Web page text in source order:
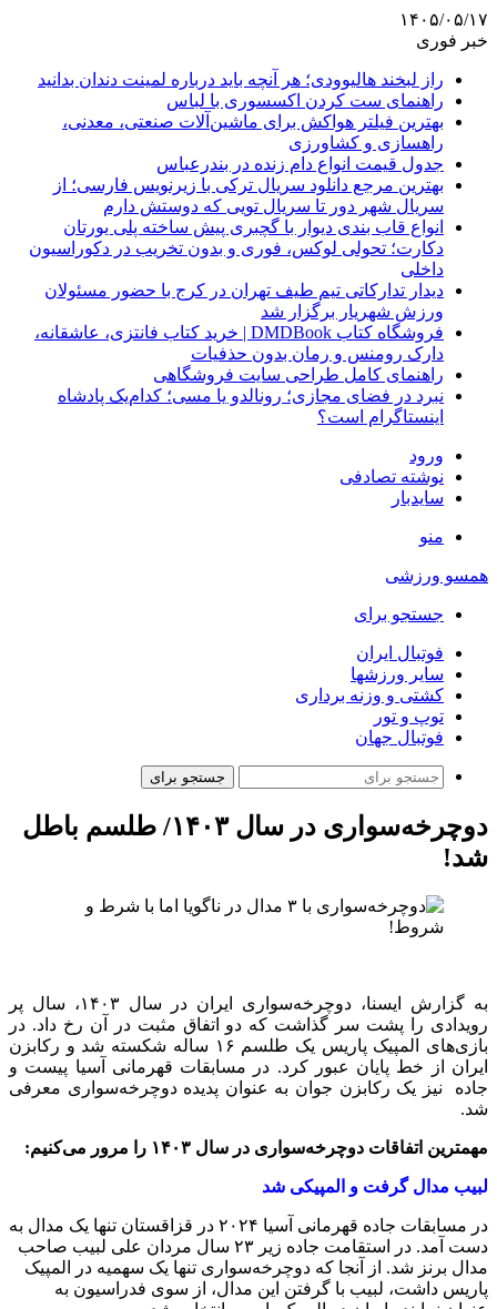
۱۴۰۵/۰۵/۱۷
خبر فوری
راز لبخند هالیوودی؛ هر آنچه باید درباره لمینت دندان بدانید
راهنمای ست کردن اکسسوری با لباس
بهترین فیلتر هواکش برای ماشین‌آلات صنعتی، معدنی،
راهسازی و کشاورزی
جدول قیمت انواع دام زنده در بندرعباس
بهترین مرجع دانلود سریال ترکی با زیرنویس فارسی؛ از
سریال شهر دور تا سریال تویی که دوستش دارم
انواع قاب بندی دیوار با گچبری پیش ساخته پلی یورتان
دکارت؛ تحولی لوکس، فوری و بدون تخریب در دکوراسیون
داخلی
دیدار تدارکاتی تیم طیف تهران در کرج با حضور مسئولان
ورزش شهریار برگزار شد
فروشگاه کتاب DMDBook | خرید کتاب فانتزی، عاشقانه،
دارک رومنس و رمان بدون حذفیات
راهنمای کامل طراحی سایت فروشگاهی
نبرد در فضای مجازی؛ رونالدو یا مسی؛ کدام‌یک پادشاه
اینستاگرام است؟
ورود
نوشته تصادفی
سایدبار
منو
همسو ورزشی
جستجو برای
فوتبال ایران
سایر ورزشها
کشتی و وزنه برداری
توپ و تور
فوتبال جهان
جستجو برای
دوچرخه‌سواری در سال ۱۴۰۳/ طلسم باطل
شد!
به گزارش ایسنا، دوچرخه‌سواری ایران در سال ۱۴۰۳، سال پر
رویدادی را پشت سر گذاشت که دو اتفاق مثبت در آن رخ داد. در
بازی‌های المپیک پاریس یک طلسم ۱۶ ساله شکسته شد و رکابزن
ایران از خط پایان عبور کرد. در مسابقات قهرمانی آسیا پیست و
جاده نیز یک رکابزن جوان به عنوان پدیده دوچرخه‌سواری معرفی
شد.
مهمترین اتفاقات دوچرخه‌سواری در سال ۱۴۰۳ را مرور می‌کنیم:
لبیب مدال گرفت و المپیکی شد
در مسابقات جاده قهرمانی آسیا ۲۰۲۴ در قزاقستان تنها یک مدال به
دست آمد. در استقامت جاده زیر ۲۳ سال مردان علی لبیب صاحب
مدال برنز شد. از آنجا که دوچرخه‌سواری تنها یک سهمیه در المپیک
پاریس داشت، لبیب با گرفتن این مدال، از سوی فدراسیون به